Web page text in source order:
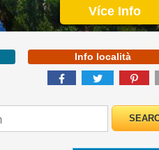
Více Info
Info località